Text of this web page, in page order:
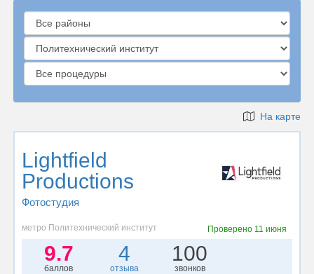
На карте
Lightfield
Productions
Фотостудия
метро Политехнический институт Проверено 11 июня
9.7
баллов
4
отзыва
100
звонков